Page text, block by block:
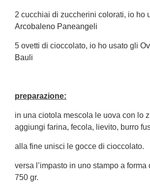
2 cucchiai di zuccherini colorati, io ho
Arcobaleno Paneangeli
5 ovetti di cioccolato, io ho usato gli
Bauli
preparazione:
in una ciotola mescola le uova con lo
aggiungi farina, fecola, lievito, burro
alla fine unisci le gocce di cioccolato.
versa l’impasto in uno stampo a forma
750 gr.